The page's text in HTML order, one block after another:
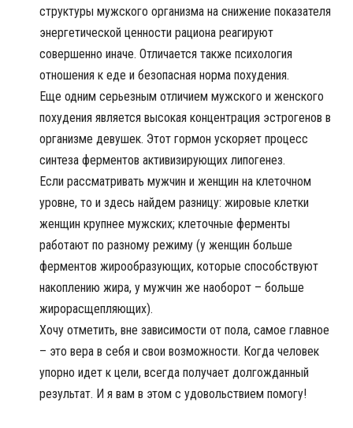
структуры мужского организма на снижение показателя
энергетической ценности рациона реагируют
совершенно иначе. Отличается также психология
отношения к еде и безопасная норма похудения.
Еще одним серьезным отличием мужского и женского
похудения является высокая концентрация эстрогенов в
организме девушек. Этот гормон ускоряет процесс
синтеза ферментов активизирующих липогенез.
Если рассматривать мужчин и женщин на клеточном
уровне, то и здесь найдем разницу: жировые клетки
женщин крупнее мужских; клеточные ферменты
работают по разному режиму (у женщин больше
ферментов жирообразующих, которые способствуют
накоплению жира, у мужчин же наоборот – больше
жирорасщепляющих).
Хочу отметить, вне зависимости от пола, самое главное
– это вера в себя и свои возможности. Когда человек
упорно идет к цели, всегда получает долгожданный
результат. И я вам в этом с удовольствием помогу!